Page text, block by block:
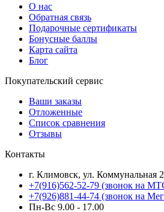
О нас
Обратная связь
Подарочные сертификаты
Бонусные баллы
Карта сайта
Блог
Покупательский сервис
Ваши заказы
Отложенные
Список сравнения
Отзывы
Контакты
г. Климовск, ул. Коммунальная
+7(916)562-52-79 (звонок на
+7(926)881-44-74 (звонок на
Пн-Вс 9.00 - 17.00